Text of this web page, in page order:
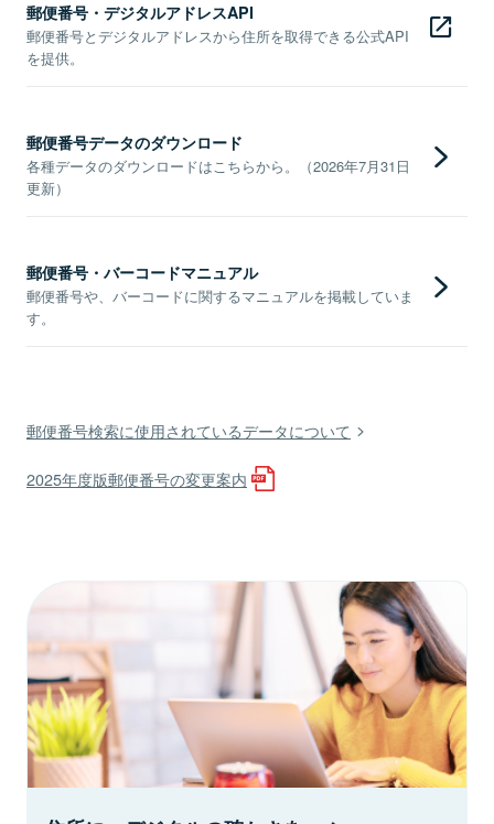
郵便番号・デジタルアドレスAPI
郵便番号とデジタルアドレスから住所を取得できる公式API
を提供。
郵便番号データのダウンロード
各種データのダウンロードはこちらから。（2026年7月31日
更新）
郵便番号・バーコードマニュアル
郵便番号や、バーコードに関するマニュアルを掲載していま
す。
郵便番号検索に使用されているデータについて
2025年度版郵便番号の変更案内